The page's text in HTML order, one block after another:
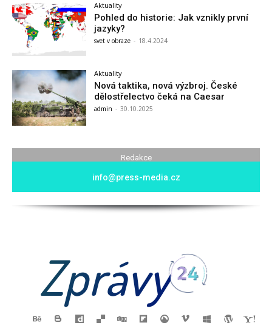
Aktuality
Pohled do historie: Jak vznikly první
jazyky?
svet v obraze - 18.4.2024
Aktuality
Nová taktika, nová výzbroj. České
dělostřelectvo čeká na Caesar
admin - 30.10.2025
Redakce
info@press-media.cz
Zprávy